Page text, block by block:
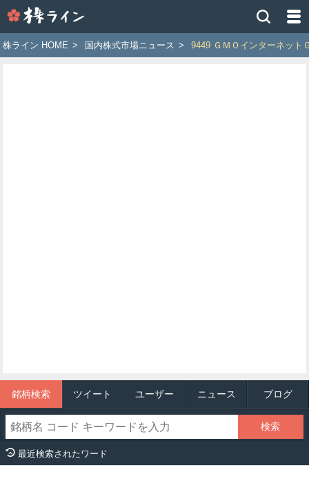
イ
ン
株ライン HOME > 国内株式市場ニュース > 9449 ＧＭＯインターネット
銘柄検索 ツイート ユーザー ニュース ブログ
最近検索されたワード